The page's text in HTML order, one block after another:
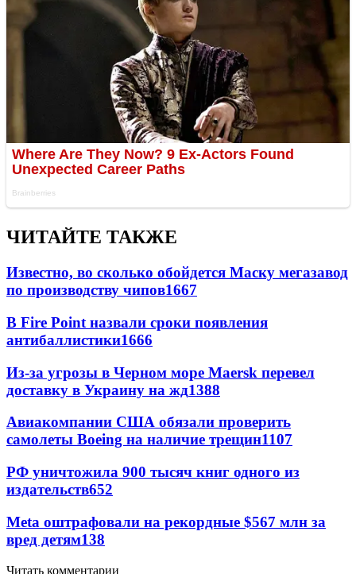
ЧИТАЙТЕ ТАКЖЕ
Известно, во сколько обойдется Маску мегазавод
по производству чипов1667
В Fire Point назвали сроки появления
антибаллистики1666
Из-за угрозы в Черном море Maersk перевел
доставку в Украину на жд1388
Авиакомпании США обязали проверить
самолеты Boeing на наличие трещин1107
РФ уничтожила 900 тысяч книг одного из
издательств652
Meta оштрафовали на рекордные $567 млн за
вред детям138
Читать комментарии